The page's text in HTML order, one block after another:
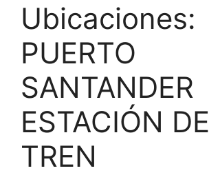
Ubicaciones:
PUERTO
SANTANDER
ESTACIÓN DE
TREN